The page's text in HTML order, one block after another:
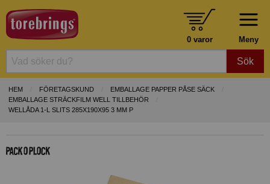
Meny
0 varor
Sök
HEM FÖRETAGSKUND
EMBALLAGE PAPPER PÅSE SÄCK
EMBALLAGE STRÄCKFILM WELL TILLBEHÖR
WELLÅDA 1-L SLITS 285X190X95 3 MM P